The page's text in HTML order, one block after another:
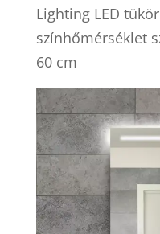
Lighting LED
színhőmérséklet
60 cm